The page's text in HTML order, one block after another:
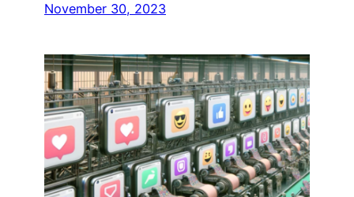
November 30, 2023